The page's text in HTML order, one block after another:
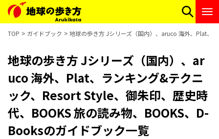
TOP ガイドブック 地球の歩き方 Jシリーズ（国内）、aruco 海外、Plat、
地球の歩き方 Jシリーズ（国内）、ar
uco 海外、Plat、ランキング&テクニ
ック、Resort Style、御朱印、歴史時
代、BOOKS 旅の読み物、BOOKS、D-
Booksのガイドブック一覧